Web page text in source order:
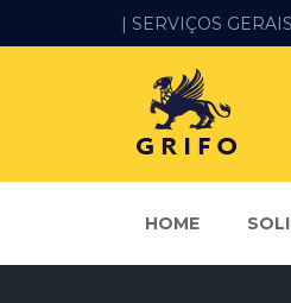
| SERVIÇOS
HOME